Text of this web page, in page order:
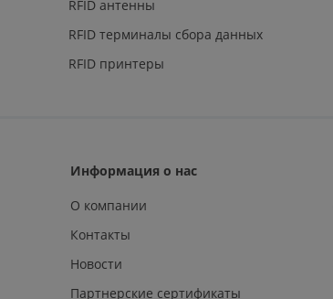
RFID антенны
RFID терминалы сбора данных
RFID принтеры
Информация о нас
О компании
Контакты
Новости
Партнерские сертификаты